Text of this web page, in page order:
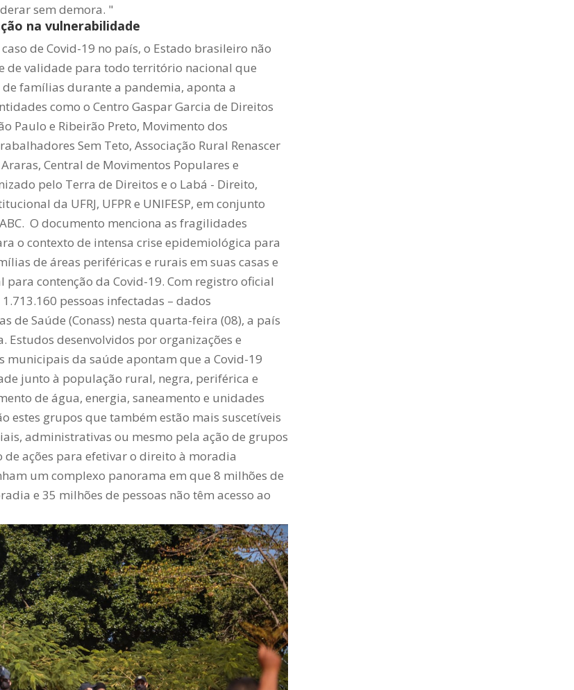
sem demora. "
na vulnerabilidade
de Covid-19 no país, o Estado brasileiro não
de validade para todo território nacional que
famílias durante a pandemia, aponta a
como o Centro Gaspar Garcia de Direitos
Paulo e Ribeirão Preto, Movimento dos
Sem Teto, Associação Rural Renascer
Central de Movimentos Populares e
pelo Terra de Direitos e o Labá - Direito,
da UFRJ, UFPR e UNIFESP, em conjunto
O documento menciona as fragilidades
o contexto de intensa crise epidemiológica para
de áreas periféricas e rurais em suas casas e
contenção da Covid-19. Com registro oficial
pessoas infectadas – dados
de Saúde (Conass) nesta quarta-feira (08), a país
desenvolvidos por organizações e
municipais da saúde apontam que a Covid-19
junto à população rural, negra, periférica e
de água, energia, saneamento e unidades
estes grupos que também estão mais suscetíveis
administrativas ou mesmo pela ação de grupos
de ações para efetivar o direito à moradia
um complexo panorama em que 8 milhões de
e 35 milhões de pessoas não têm acesso ao